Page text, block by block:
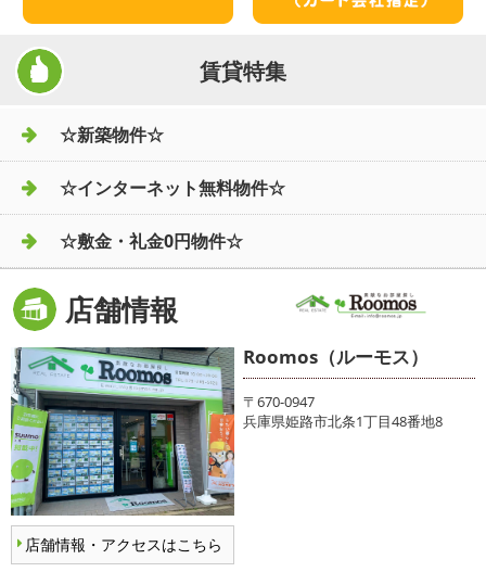
賃貸特集
☆新築物件☆
☆インターネット無料物件☆
☆敷金・礼金0円物件☆
店舗情報
店舗情報・アクセスはこちら
Roomos（ルーモス）
〒670-0947
兵庫県姫路市北条1丁目48番地8